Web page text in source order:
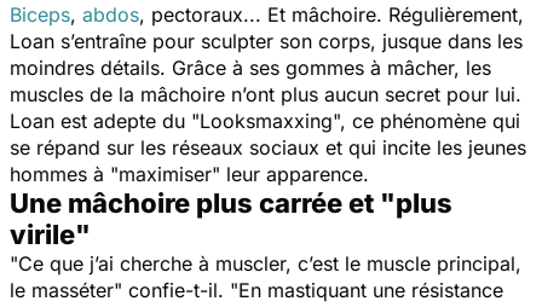
Biceps, abdos, pectoraux... Et mâchoire. Régulièrement,
Loan s’entraîne pour sculpter son corps, jusque dans les
moindres détails. Grâce à ses gommes à mâcher, les
muscles de la mâchoire n’ont plus aucun secret pour lui.
Loan est adepte du "Looksmaxxing", ce phénomène qui
se répand sur les réseaux sociaux et qui incite les jeunes
hommes à "maximiser" leur apparence.
Une mâchoire plus carrée et "plus
virile"
"Ce que j’ai cherche à muscler, c’est le muscle principal,
le masséter" confie-t-il. "En mastiquant une résistance